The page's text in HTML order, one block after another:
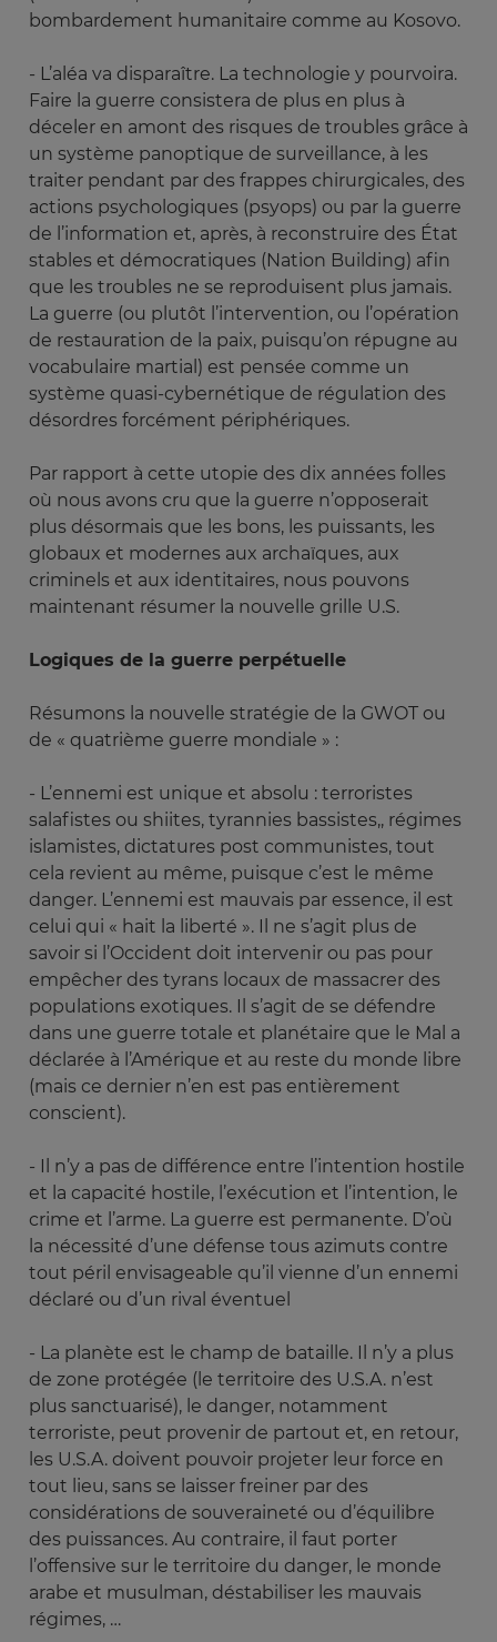
bombardement humanitaire comme au Kosovo.
- L’aléa va disparaître. La technologie y pourvoira.
Faire la guerre consistera de plus en plus à
déceler en amont des risques de troubles grâce à
un système panoptique de surveillance, à les
traiter pendant par des frappes chirurgicales, des
actions psychologiques (psyops) ou par la guerre
de l’information et, après, à reconstruire des État
stables et démocratiques (Nation Building) afin
que les troubles ne se reproduisent plus jamais.
La guerre (ou plutôt l’intervention, ou l’opération
de restauration de la paix, puisqu’on répugne au
vocabulaire martial) est pensée comme un
système quasi-cybernétique de régulation des
désordres forcément périphériques.
Par rapport à cette utopie des dix années folles
où nous avons cru que la guerre n’opposerait
plus désormais que les bons, les puissants, les
globaux et modernes aux archaïques, aux
criminels et aux identitaires, nous pouvons
maintenant résumer la nouvelle grille U.S.
Logiques de la guerre perpétuelle
Résumons la nouvelle stratégie de la GWOT ou
de « quatrième guerre mondiale » :
- L’ennemi est unique et absolu : terroristes
salafistes ou shiites, tyrannies bassistes,, régimes
islamistes, dictatures post communistes, tout
cela revient au même, puisque c’est le même
danger. L’ennemi est mauvais par essence, il est
celui qui « hait la liberté ». Il ne s’agit plus de
savoir si l’Occident doit intervenir ou pas pour
empêcher des tyrans locaux de massacrer des
populations exotiques. Il s’agit de se défendre
dans une guerre totale et planétaire que le Mal a
déclarée à l’Amérique et au reste du monde libre
(mais ce dernier n’en est pas entièrement
conscient).
- Il n’y a pas de différence entre l’intention hostile
et la capacité hostile, l’exécution et l’intention, le
crime et l’arme. La guerre est permanente. D’où
la nécessité d’une défense tous azimuts contre
tout péril envisageable qu’il vienne d’un ennemi
déclaré ou d’un rival éventuel
- La planète est le champ de bataille. Il n’y a plus
de zone protégée (le territoire des U.S.A. n’est
plus sanctuarisé), le danger, notamment
terroriste, peut provenir de partout et, en retour,
les U.S.A. doivent pouvoir projeter leur force en
tout lieu, sans se laisser freiner par des
considérations de souveraineté ou d’équilibre
des puissances. Au contraire, il faut porter
l’offensive sur le territoire du danger, le monde
arabe et musulman, déstabiliser les mauvais
régimes, …